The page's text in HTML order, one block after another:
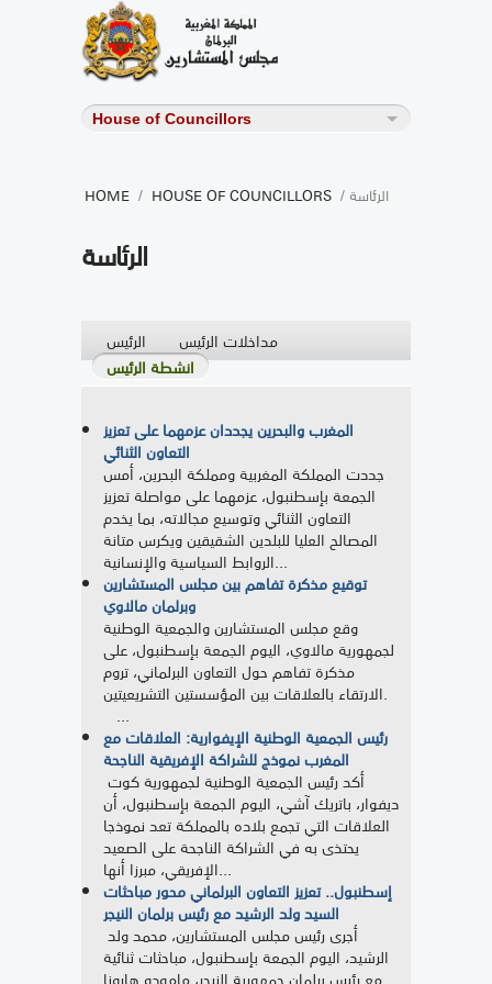
HOME / HOUSE OF COUNCILLORS / الرئاسة
الرئاسة
الرئيس
مداخلات الرئيس
انشطة الرئيس
المغرب والبحرين يجددان عزمهما على تعزيز
التعاون الثنائي
جددت المملكة المغربية ومملكة البحرين، أمس
الجمعة بإسطنبول، عزمهما على مواصلة تعزيز
التعاون الثنائي وتوسيع مجالاته، بما يخدم
المصالح العليا للبلدين الشقيقين ويكرس متانة
الروابط السياسية والإنسانية...
توقيع مذكرة تفاهم بين مجلس المستشارين
وبرلمان مالاوي
وقع مجلس المستشارين والجمعية الوطنية
لجمهورية مالاوي، اليوم الجمعة بإسطنبول، على
مذكرة تفاهم حول التعاون البرلماني، تروم
الارتقاء بالعلاقات بين المؤسستين التشريعيتين.
...
رئيس الجمعية الوطنية الإيفوارية: العلاقات مع
المغرب نموذج للشراكة الإفريقية الناجحة
ديفوار، باتريك آشي، اليوم الجمعة بإسطنبول، أن
العلاقات التي تجمع بلاده بالمملكة تعد نموذجا
يحتذى به في الشراكة الناجحة على الصعيد
الإفريقي، مبرزا أنها...
إسطنبول.. تعزيز التعاون البرلماني محور مباحثات
السيد ولد الرشيد مع رئيس برلمان النيجر
الرشيد، اليوم الجمعة بإسطنبول، مباحثات ثنائية